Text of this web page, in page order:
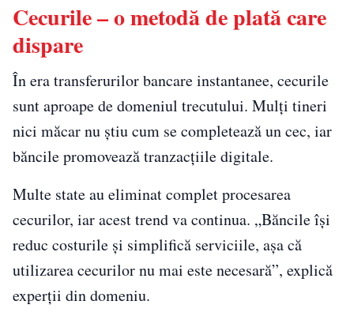
Cecurile – o metodă de plată care
dispare
În era transferurilor bancare instantanee, cecurile
sunt aproape de domeniul trecutului. Mulți tineri
nici măcar nu știu cum se completează un cec, iar
băncile promovează tranzacțiile digitale.
Multe state au eliminat complet procesarea
cecurilor, iar acest trend va continua. „Băncile își
reduc costurile și simplifică serviciile, așa că
utilizarea cecurilor nu mai este necesară”, explică
experții din domeniu.